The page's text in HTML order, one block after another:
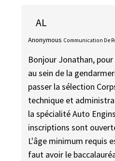
AL
Anonymous Communication De
Bonjour Jonathan,
au sein de la
passer la sélection
technique et
la spécialité Auto
inscriptions sont
L'âge minimum requis
faut avoir le